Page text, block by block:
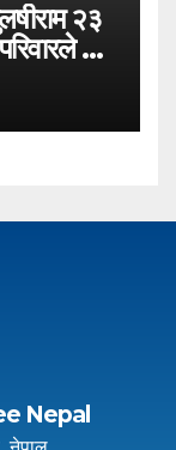
२३
गरे
Nepal